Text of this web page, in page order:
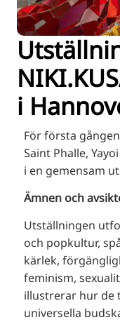
i
För första
Saint Phalle,
i en gemensam
Ämnen och
Utställningen
och popkultur,
kärlek,
feminism,
illustrerar hur de
universella